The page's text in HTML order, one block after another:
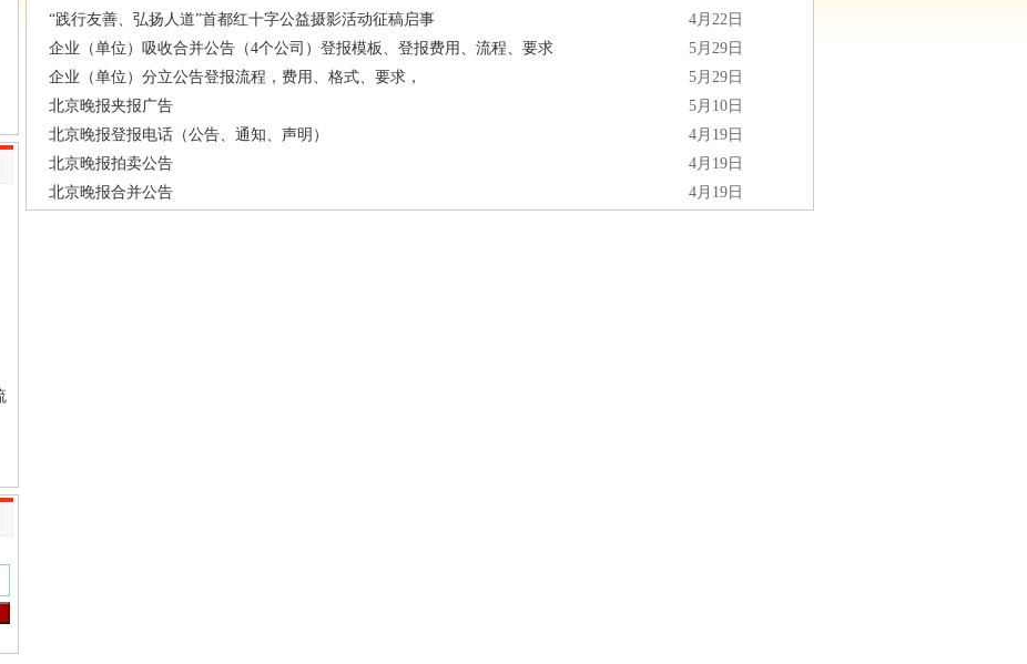
“践行友善、弘扬人道”首都红十字公益摄影活动征稿启事
4月22日
企业（单位）吸收合并公告（4个公司）登报模板、登报费用、流程、要求
5月29日
企业（单位）分立公告登报流程，费用、格式、要求，
5月29日
北京晚报夹报广告
5月10日
北京晚报登报电话（公告、通知、声明）
4月19日
北京晚报拍卖公告
4月19日
北京晚报合并公告
4月19日